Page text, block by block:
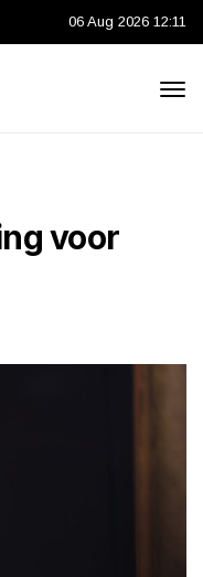
06 Aug 2026 12:11
voor